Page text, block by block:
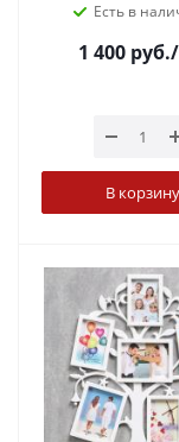
Есть в
1 400руб.
В корзину